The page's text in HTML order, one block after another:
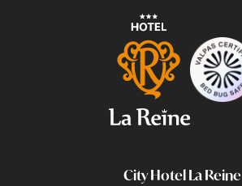
City Hotel La Reine